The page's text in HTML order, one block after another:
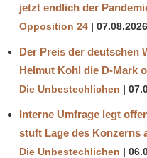
jetzt endlich der
Opposition 24 07.08.2026
Der Preis der deutschen
Helmut Kohl die D‑Mark
Die Unbestechlichen
Interne Umfrage legt
stuft Lage des Konzerns
Die Unbestechlichen